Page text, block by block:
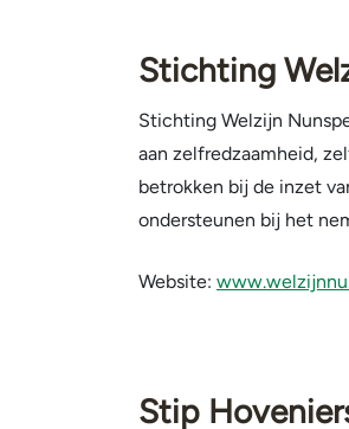
Stichting
Stichting Welzijn
aan zelfredzaamheid,
betrokken bij de inzet
ondersteunen bij het
Website:
Stip